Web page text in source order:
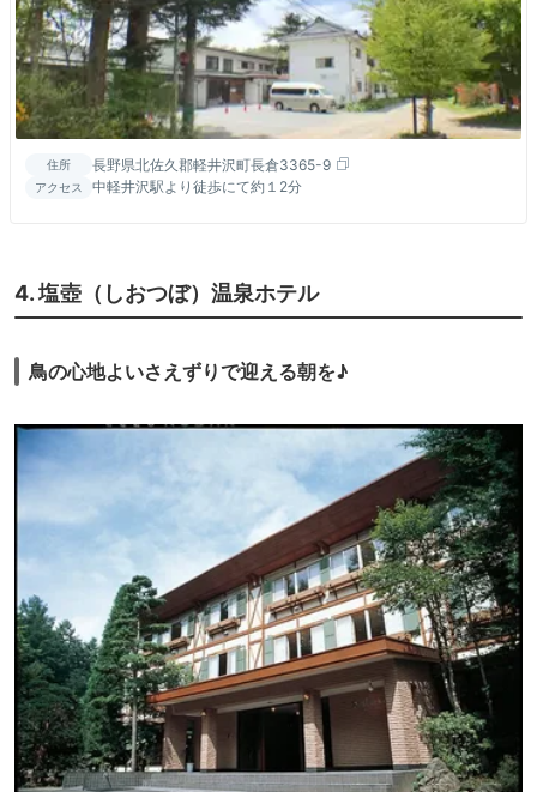
住所 長野県北佐久郡軽井沢町長倉3365-9
アクセス 中軽井沢駅より徒歩にて約１2分
4. 塩壺（しおつぼ）温泉ホテル
鳥の心地よいさえずりで迎える朝を♪